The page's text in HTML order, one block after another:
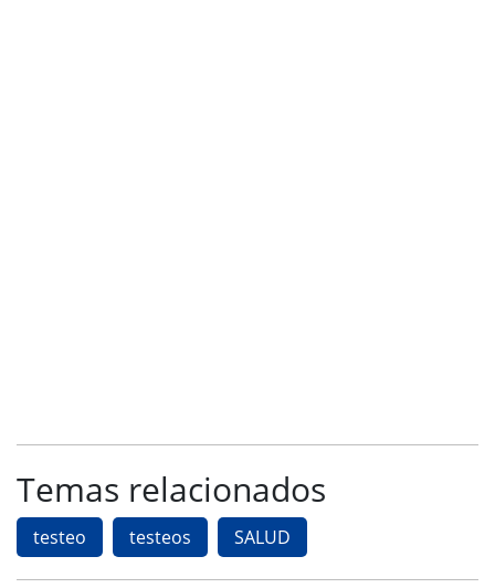
Temas relacionados
testeo testeos SALUD